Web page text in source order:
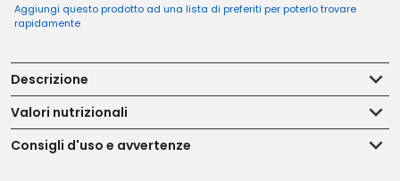
Aggiungi questo prodotto ad una lista di preferiti per poterlo trovare
rapidamente
Descrizione
Valori nutrizionali
Consigli d'uso e avvertenze